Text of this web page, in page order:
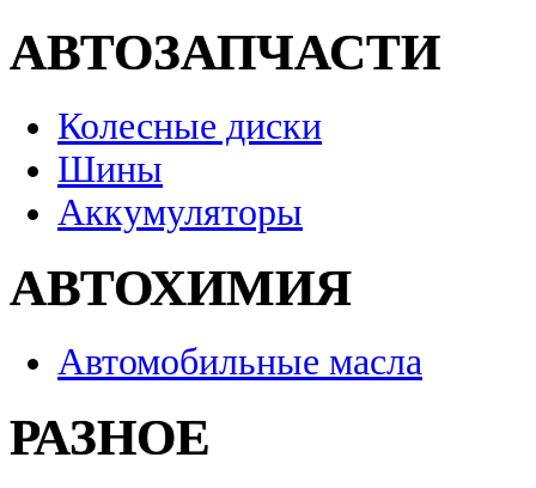
АВТОЗАПЧАСТИ
Колесные диски
Шины
Аккумуляторы
АВТОХИМИЯ
Автомобильные масла
РАЗНОЕ